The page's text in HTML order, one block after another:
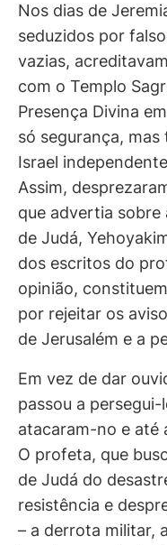
Nos dias de
seduzidos por
vazias,
com o Templo
Presença Divina
só segurança,
Israel
Assim,
que advertia
de Judá,
dos escritos do
opinião,
por rejeitar os
de Jerusalém e a
Em vez de dar
passou a
atacaram-no e até
O profeta, que
de Judá do
resistência e
– a derrota militar,